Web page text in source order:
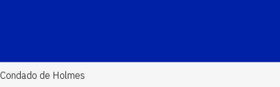
Condado de Holmes